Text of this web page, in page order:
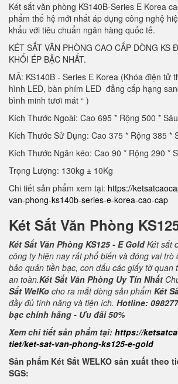
Két sắt văn phòng KS140B-Series E Korea
phẩm thế hệ mới nhất áp dụng công nghệ
khẩu với tiêu chuẩn ngân hàng quốc tế.
KÉT SẮT VĂN PHÒNG CAO CẤP DÒNG KS
KHỐI ÉP BẬC NHẤT.
MÃ: KS140B - Series E Korea (Khóa điện tử
hình LED, bàn phím LED đẳng cấp hạng
bình minh tươi mát “ )
Kích Thước Ngoài: Cao 695 * Rộng 500 *
Kích Thước Sử Dụng: Cao 375 * Rộng 385 *
Kích Thước Ngăn kéo: Cao 90 * Rộng 290 *
Trọng Lượng: 130kg ± 10Kg
Chi tiết sản phẩm xem tại: https://
van-phong-ks140b-series-e-korea-cao-cap
Két Sắt Văn Phòng
Két Sắt Văn Phòng KS125 - E GoldKét sắt
công ty hiện nay rất phổ biến và đóng vai trò
bảo quản tiền bạc, con dấu các giấy tờ quan
an toàn.Két Sắt Văn Phòng Uy Tín Nhất
Sắt WelKo cho ra mắt dòng sản phẩm Két
đầy đủ tính năng và tiện ích. Hotline:
bạc chính hãng - Ưu đãi 50%
Xem chi tiết sản phẩm tại: https://
tiet/ket-sat-van-phong-ks125-e-gold
Sản phẩm Két Sắt WELKO sản xuất theo
SGS: